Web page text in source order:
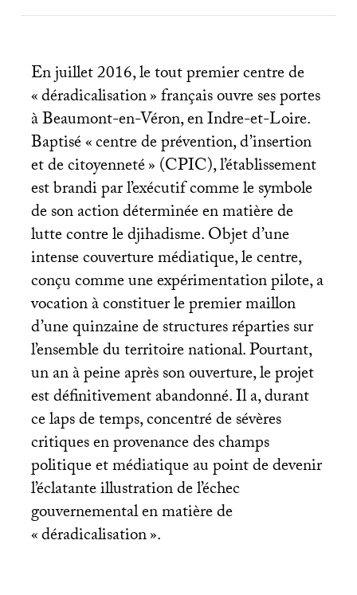
En juillet 2016, le tout premier centre de
«déradicalisation» français ouvre ses portes
à Beaumont-en-Véron, en Indre-et-Loire.
Baptisé «centre de prévention, d’insertion
et de citoyenneté» (CPIC), l’établissement
est brandi par l’exécutif comme le symbole
de son action déterminée en matière de
lutte contre le djihadisme. Objet d’une
intense couverture médiatique, le centre,
conçu comme une expérimentation pilote, a
vocation à constituer le premier maillon
d’une quinzaine de structures réparties sur
l’ensemble du territoire national. Pourtant,
un an à peine après son ouverture, le projet
est définitivement abandonné. Il a, durant
ce laps de temps, concentré de sévères
critiques en provenance des champs
politique et médiatique au point de devenir
l’éclatante illustration de l’échec
gouvernemental en matière de
«déradicalisation».